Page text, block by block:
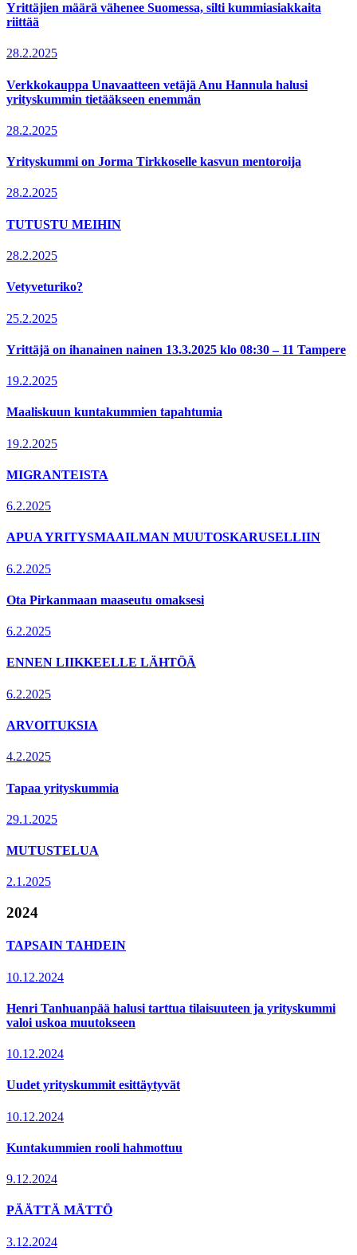
Yrittäjien määrä vähenee Suomessa, silti kummiasiakkaita
riittää
28.2.2025
Verkkokauppa Unavaatteen vetäjä Anu Hannula halusi
yrityskummin tietääkseen enemmän
28.2.2025
Yrityskummi on Jorma Tirkkoselle kasvun mentoroija
28.2.2025
TUTUSTU MEIHIN
28.2.2025
Vetyveturiko?
25.2.2025
Yrittäjä on ihanainen nainen 13.3.2025 klo 08:30 – 11 Tampere
19.2.2025
Maaliskuun kuntakummien tapahtumia
19.2.2025
MIGRANTEISTA
6.2.2025
APUA YRITYSMAAILMAN MUUTOSKARUSELLIIN
6.2.2025
Ota Pirkanmaan maaseutu omaksesi
6.2.2025
ENNEN LIIKKEELLE LÄHTÖÄ
6.2.2025
ARVOITUKSIA
4.2.2025
Tapaa yrityskummia
29.1.2025
MUTUSTELUA
2.1.2025
2024
TAPSAIN TAHDEIN
10.12.2024
Henri Tanhuanpää halusi tarttua tilaisuuteen ja yrityskummi
valoi uskoa muutokseen
10.12.2024
Uudet yrityskummit esittäytyvät
10.12.2024
Kuntakummien rooli hahmottuu
9.12.2024
PÄÄTTÄ MÄTTÖ
3.12.2024